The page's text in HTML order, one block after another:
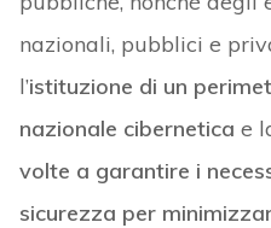
nazionali, pubblici e
l’istituzione di un
nazionale cibernetica e
volte a garantire i
sicurezza per